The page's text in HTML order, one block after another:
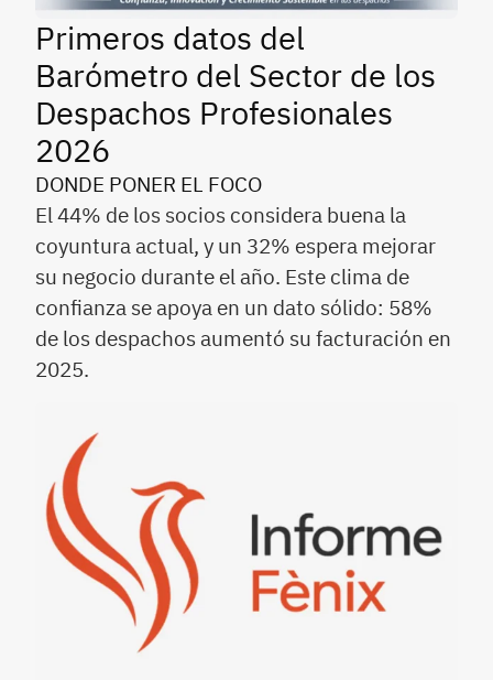
Primeros datos del
Barómetro del Sector de los
Despachos Profesionales
2026
DONDE PONER EL FOCO
El 44% de los socios considera buena la
coyuntura actual, y un 32% espera mejorar
su negocio durante el año. Este clima de
confianza se apoya en un dato sólido: 58%
de los despachos aumentó su facturación en
2025.